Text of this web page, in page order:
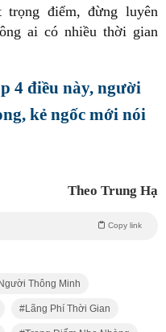
trọng điểm, đừng luyên
ai có nhiều thời gian
4 điều này, người
kẻ ngốc mới nói
Theo Trung Hạ
Copy link
Thông Minh
Lãng Phí Thời Gian